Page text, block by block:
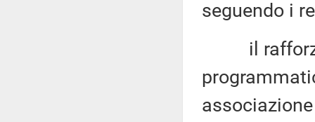
seguendo i
il